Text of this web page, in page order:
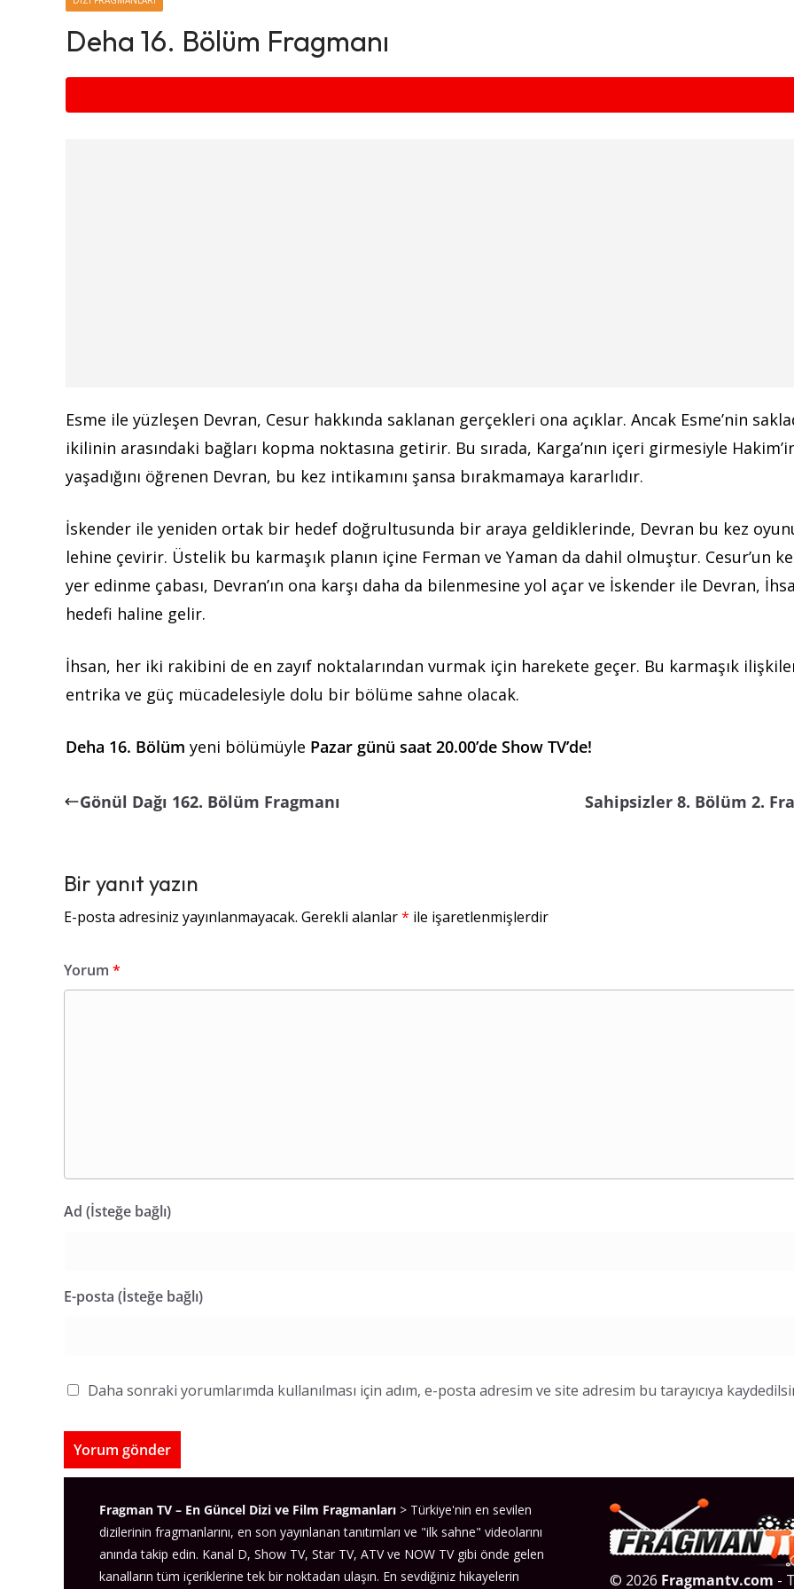
Deha 16. Bölüm Fragmanı
Esme ile yüzleşen Devran, Cesur hakkında saklanan gerçekleri ona açıklar. Ancak Esme’nin
ikilinin arasındaki bağları kopma noktasına getirir. Bu sırada, Karga’nın içeri girmesiyle
yaşadığını öğrenen Devran, bu kez intikamını şansa bırakmamaya kararlıdır.
İskender ile yeniden ortak bir hedef doğrultusunda bir araya geldiklerinde, Devran bu kez
lehine çevirir. Üstelik bu karmaşık planın içine Ferman ve Yaman da dahil olmuştur. Cesur’un
yer edinme çabası, Devran’ın ona karşı daha da bilenmesine yol açar ve İskender ile Devran,
hedefi haline gelir.
İhsan, her iki rakibini de en zayıf noktalarından vurmak için harekete geçer. Bu karmaşık
entrika ve güç mücadelesiyle dolu bir bölüme sahne olacak.
Deha 16. Bölüm yeni bölümüyle Pazar günü saat 20.00’de Show TV’de!
Gönül Dağı 162. Bölüm Fragmanı Sahipsizler 8. Bölüm 2.
Bir yanıt yazın
E-posta adresiniz yayınlanmayacak. Gerekli alanlar* ile işaretlenmişlerdir
Yorum *
Ad (İsteğe bağlı)
E-posta (İsteğe bağlı)
Daha sonraki yorumlarımda kullanılması için adım, e-posta adresim ve site adresim bu tarayıcıya
Fragman TV – En Güncel Dizi ve Film Fragmanları > Türkiye'nin en sevilen
dizilerinin fragmanlarını, en son yayınlanan tanıtımları ve "ilk sahne" videolarını
anında takip edin. Kanal D, Show TV, Star TV, ATV ve NOW TV gibi önde gelen
kanalların tüm içeriklerine tek bir noktadan ulaşın. En sevdiğiniz hikayelerin
© 2026 Fragmantv.com -